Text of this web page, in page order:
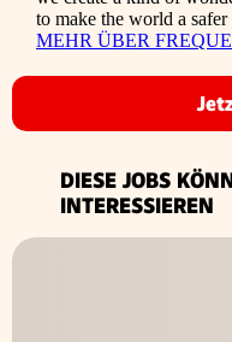
to make the world a safer
MEHR ÜBER
DIESE JOBS
INTERESSIEREN